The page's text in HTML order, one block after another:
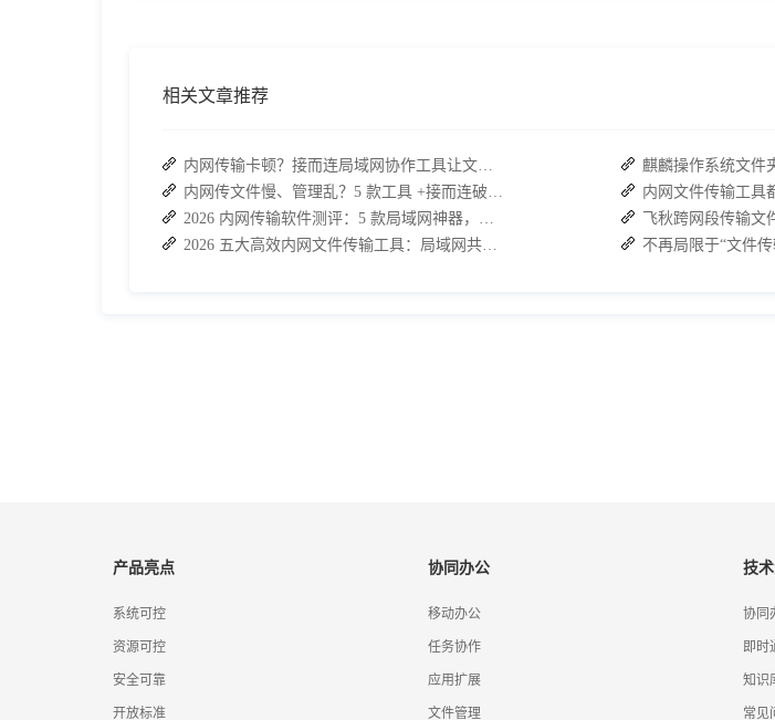
相关文章推荐
飞秋跨网段传输文
产品亮点
系统可控
资源可控
安全可靠
开放标准
协同办公
移动办公
任务协作
应用扩展
文件管理
技
协同
即时
知识
常见